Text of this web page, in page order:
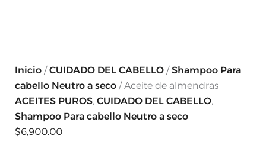
Inicio/CUIDADO DEL CABELLO/Shampoo Para
cabello Neutro a seco/ Aceite de almendras
ACEITES PUROS, CUIDADO DEL CABELLO,
Shampoo Para cabello Neutro a seco
$6,900.00